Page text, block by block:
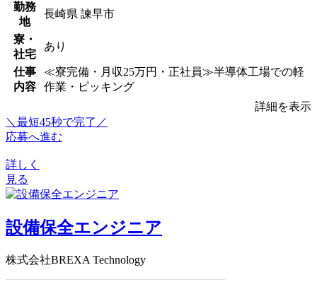
勤務
地
長崎県 諫早市
寮・
社宅
あり
仕事
内容
≪寮完備・月収25万円・正社員≫半導体工場での軽
作業・ピッキング
詳細を表示
＼最短45秒で完了／
応募へ進む
詳しく
見る
設備保全エンジニア
株式会社BREXA Technology